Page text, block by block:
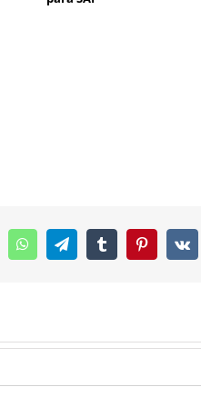
WhatsAppTelegramTumblr PinterestVk